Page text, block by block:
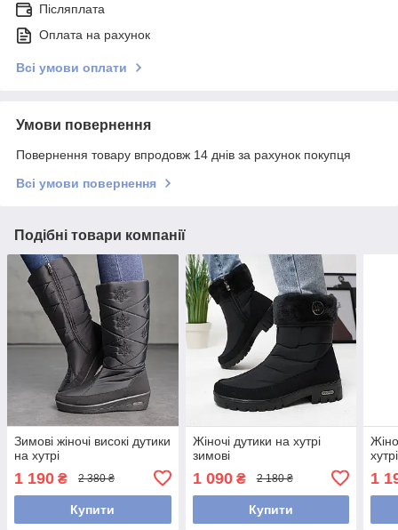
Післяплата
Оплата на рахунок
Всі умови оплати
Умови повернення
Повернення товару впродовж 14 днів за рахунок покупця
Всі умови повернення
Подібні товари компанії
Зимові жіночі високі дутики
на хутрі
1 190 ₴ 2 380 ₴
Купити
Жіночі дутики на хутрі
зимові
1 090₴ 2 180 ₴
Купити
хутрі
1